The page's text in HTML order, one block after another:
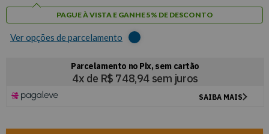
PAGUE À VISTA E GANHE 5% DE DESCONTO
Ver opções de parcelamento